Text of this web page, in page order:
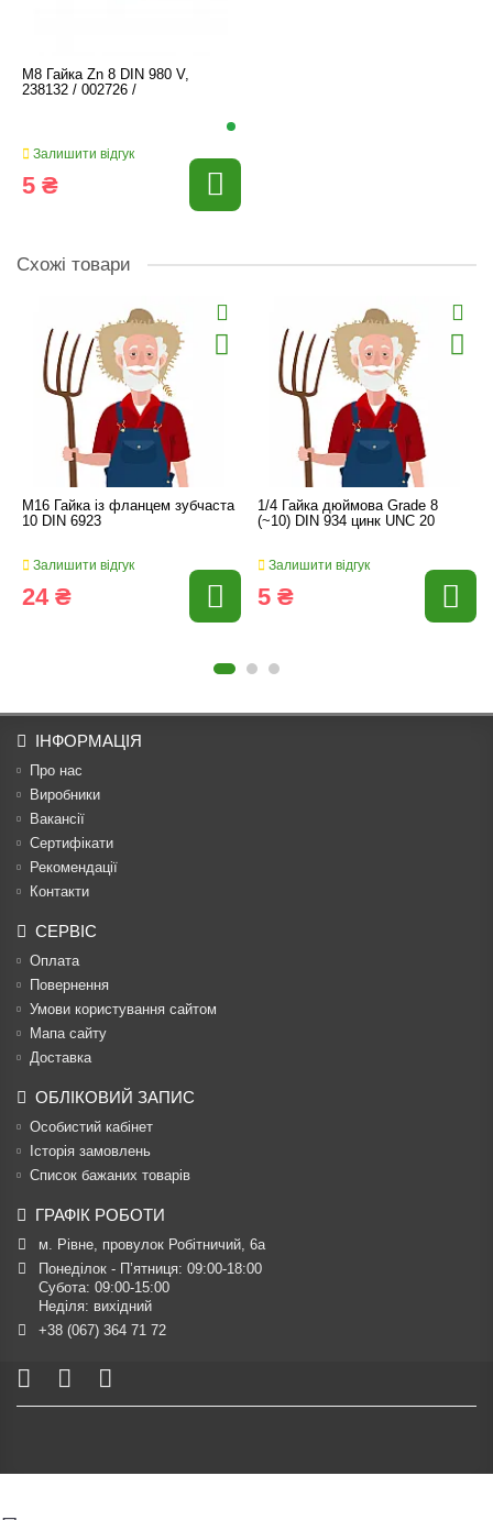
M8 Гайка Zn 8 DIN 980 V,
238132 / 002726 /
Залишити відгук
5 ₴
Схожі товари
M16 Гайка із фланцем зубчаста
10 DIN 6923
Залишити відгук
24 ₴
1/4 Гайка дюймова Grade 8
(~10) DIN 934 цинк UNC 20
Залишити відгук
5 ₴
ІНФОРМАЦІЯ
Про нас
Виробники
Вакансії
Сертифікати
Рекомендації
Контакти
СЕРВІС
Оплата
Повернення
Умови користування сайтом
Мапа сайту
Доставка
ОБЛІКОВИЙ ЗАПИС
Особистий кабінет
Історія замовлень
Список бажаних товарів
ГРАФІК РОБОТИ
м. Рівне, провулок Робітничий, 6а
Понеділок - П’ятниця: 09:00-18:00
Субота: 09:00-15:00
Неділя: вихідний
+38 (067) 364 71 72